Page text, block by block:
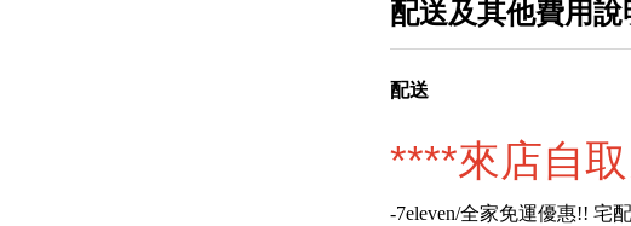
配送及其他費用說
配送
****來店自
-7eleven/全家免運優惠!! 宅